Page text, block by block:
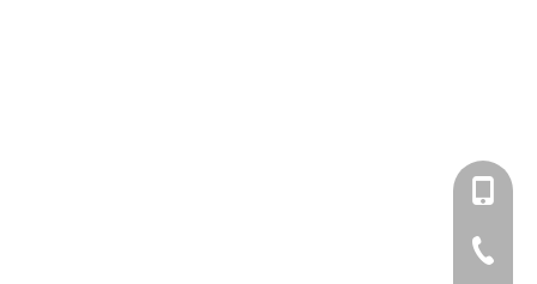
+86
+ 86-